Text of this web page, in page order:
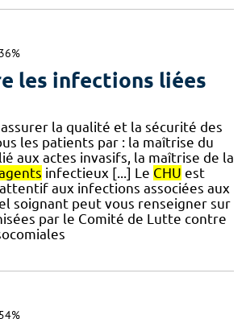
36%
les infections liées
la qualité et la sécurité des
les patients par : la maîtrise du
aux actes invasifs, la maîtrise de la
infectieux [...] Le CHU est
aux infections associées aux
soignant peut vous renseigner sur
par le Comité de Lutte contre
54%